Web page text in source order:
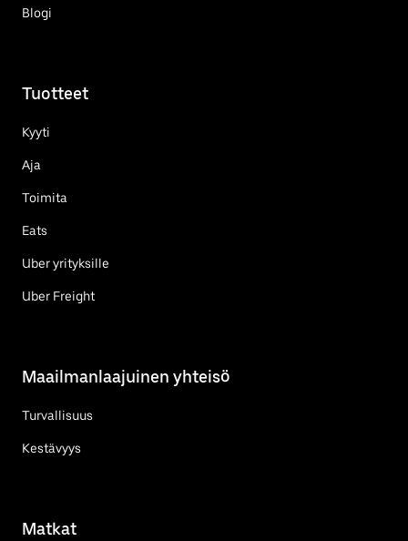
Blogi
Tuotteet
Kyyti
Aja
Toimita
Eats
Uber yrityksille
Uber Freight
Maailmanlaajuinen yhteisö
Turvallisuus
Kestävyys
Matkat